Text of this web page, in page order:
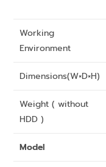
Working
Environment
Dimensions(W×D×H)
Weight ( without
HDD )
Model